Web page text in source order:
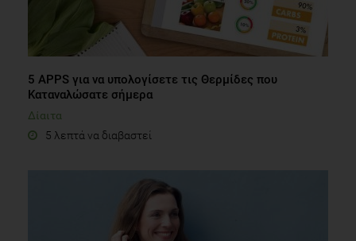
5 APPS για να υπολογίσετε τις Θερμίδες που
Καταναλώσατε σήμερα
Δίαιτα
5 λεπτά να διαβαστεί